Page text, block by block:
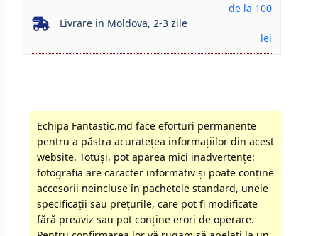
Livrare in Moldova, 2-3 zile
de la 100
lei
Echipa Fantastic.md face eforturi permanente
pentru a păstra acurateţea informaţiilor din acest
website. Totuși, pot apărea mici inadvertenţe:
fotografia are caracter informativ şi poate conţine
accesorii neincluse în pachetele standard, unele
specificaţii sau preţurile, care pot fi modificate
fără preaviz sau pot conţine erori de operare.